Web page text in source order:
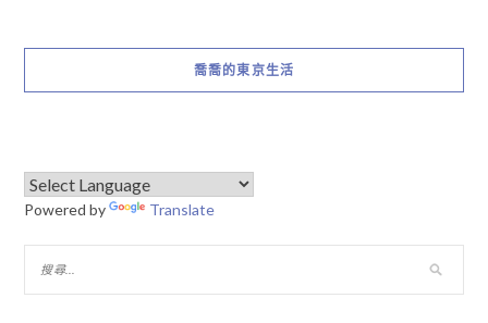
喬喬的東京生活
Powered by Translate